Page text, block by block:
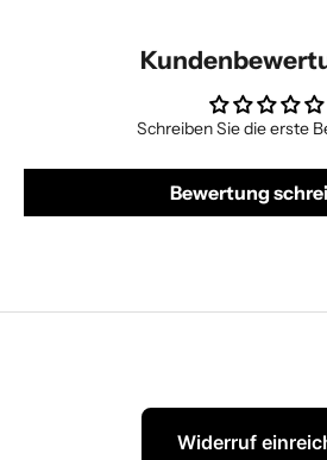
Schreiben Sie die erste
Bewertung
Widerruf